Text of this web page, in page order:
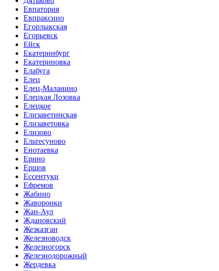
Евпатория
Евпраксино
Егорлыкская
Егорьевск
Ейск
Екатеринбург
Екатериновка
Елабуга
Елец
Елец-Маланино
Елецкая Лозовка
Елецкое
Елизаветинская
Елизаветовка
Елизово
Ельтесуново
Енотаевка
Ерино
Ершов
Ессентуки
Ефремов
Жабино
Жаворонки
Жан-Аул
Ждановский
Жезказган
Железноводск
Железногорск
Железнодорожный
Жердевка